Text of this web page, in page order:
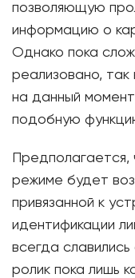
позволяющую
информацию о
Однако пока
реализовано, так
на данный
подобную
Предполагается,
режиме будет
привязанной к
идентификации
всегда
ролик пока лишь